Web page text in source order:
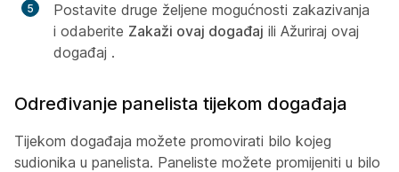
Postavite druge željene mogućnosti zakazivanja
i odaberite Zakaži ovaj događaj ili Ažuriraj ovaj
događaj .
Određivanje panelista tijekom događaja
Tijekom događaja možete promovirati bilo kojeg
sudionika u panelista. Paneliste možete promijeniti u bilo